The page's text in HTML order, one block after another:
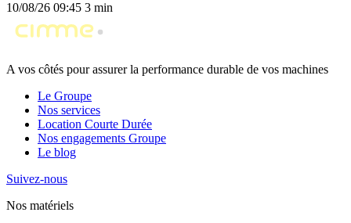
10/08/26 09:45 3 min
A vos côtés pour assurer la performance durable de vos machines
Le Groupe
Nos services
Location Courte Durée
Nos engagements Groupe
Le blog
Suivez-nous
Nos matériels